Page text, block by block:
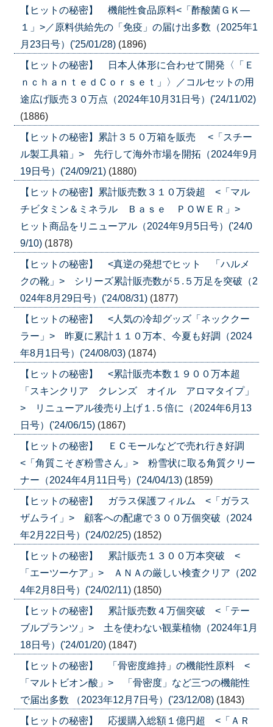
【ヒットの秘密】 機能性食品原料<「酢酸菌ＧＫ―
１」>／原料供給先の「免疫」の届け出多数（2025年1
月23日号）('25/01/28) (1896)
【ヒットの秘密】 日本人体形に合わせて開発〈「Ｅ
ｎｃｈａｎｔｅｄＣｏｒｓｅｔ」〉／コルセットの用
途広げ販売３０万点（2024年10月31日号）('24/11/02)
(1886)
【ヒットの秘密】累計３５０万箱を販売 <「スチー
ル製工具箱」> 先行して海外市場を開拓（2024年9月
19日号）('24/09/21) (1880)
【ヒットの秘密】累計販売数３１０万袋超 <「マル
チビタミン＆ミネラル Ｂａｓｅ ＰＯＷＥＲ」>
ヒット商品をリニューアル（2024年9月5日号）('24/0
9/10) (1878)
【ヒットの秘密】 <真逆の発想でヒット 「ハルメ
クの靴」> シリーズ累計販売数が５.５万足を突破（2
024年8月29日号）('24/08/31) (1877)
【ヒットの秘密】 <人気の冷却グッズ「ネッククー
ラー」> 昨夏に累計１１０万本、今夏も好調（2024
年8月1日号）('24/08/03) (1874)
【ヒットの秘密】 <累計販売本数１９００万本超
「スキンクリア クレンズ オイル アロマタイプ」
> リニューアル後売り上げ１.５倍に（2024年6月13
日号）('24/06/15) (1867)
【ヒットの秘密】 ＥＣモールなどで売れ行き好調
<「角質こそぎ粉雪さん」> 粉雪状に取る角質クリー
ナー（2024年4月11日号）('24/04/13) (1859)
【ヒットの秘密】 ガラス保護フィルム <「ガラス
ザムライ」> 顧客への配慮で３００万個突破（2024
年2月22日号）('24/02/25) (1852)
【ヒットの秘密】 累計販売１３００万本突破 <
「エーツーケア」> ＡＮＡの厳しい検査クリア（202
4年2月8日号）('24/02/11) (1850)
【ヒットの秘密】 累計販売数４万個突破 <「テー
ブルプランツ」> 土を使わない観葉植物（2024年1月
18日号）('24/01/20) (1847)
【ヒットの秘密】 「骨密度維持」の機能性原料 <
「マルトビオン酸」> 「骨密度」など三つの機能性
で届出多数 （2023年12月7日号）('23/12/08) (1843)
【ヒットの秘密】 応援購入総額１億円超 <「ＡＲ